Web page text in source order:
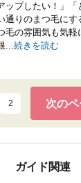
プしたい！」「
りのまつ毛に
の雰囲気も気
...続きを読む
2 次の
ガイド関連